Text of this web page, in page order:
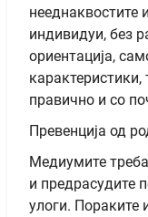
нееднаквостите
индивидуи, без
ориентација,
карактеристики,
правично и со
Превенција од
Медиумите
и предрасудите
улоги. Пораките